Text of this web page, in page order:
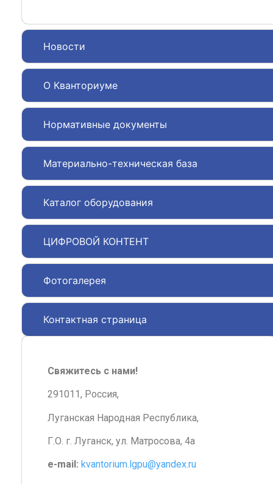
Новости
О Кванториуме
Нормативные документы
Материально-техническая база
Каталог оборудования
ЦИФРОВОЙ КОНТЕНТ
Фотогалерея
Контактная страница
Свяжитесь с нами!
291011, Россия,
Луганская Народная Республика,
Г.О. г. Луганск, ул. Матросова, 4а
e-mail: kvantorium.lgpu@yandex.ru